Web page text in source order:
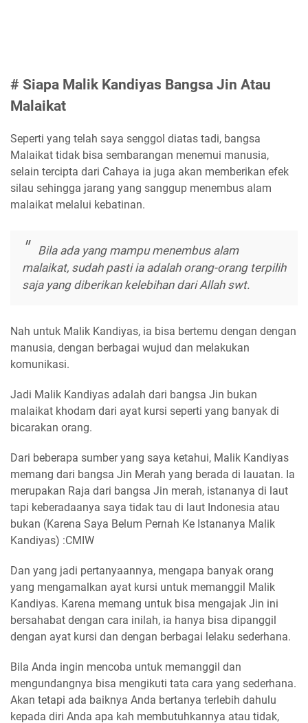
# Siapa Malik Kandiyas Bangsa Jin Atau
Malaikat
Seperti yang telah saya senggol diatas tadi, bangsa
Malaikat tidak bisa sembarangan menemui manusia,
selain tercipta dari Cahaya ia juga akan memberikan efek
silau sehingga jarang yang sanggup menembus alam
malaikat melalui kebatinan.
Bila ada yang mampu menembus alam
malaikat, sudah pasti ia adalah orang-orang terpilih
saja yang diberikan kelebihan dari Allah swt.
Nah untuk Malik Kandiyas, ia bisa bertemu dengan dengan
manusia, dengan berbagai wujud dan melakukan
komunikasi.
Jadi Malik Kandiyas adalah dari bangsa Jin bukan
malaikat khodam dari ayat kursi seperti yang banyak di
bicarakan orang.
Dari beberapa sumber yang saya ketahui, Malik Kandiyas
memang dari bangsa Jin Merah yang berada di lauatan. Ia
merupakan Raja dari bangsa Jin merah, istananya di laut
tapi keberadaanya saya tidak tau di laut Indonesia atau
bukan (Karena Saya Belum Pernah Ke Istananya Malik
Kandiyas) :CMIW
Dan yang jadi pertanyaannya, mengapa banyak orang
yang mengamalkan ayat kursi untuk memanggil Malik
Kandiyas. Karena memang untuk bisa mengajak Jin ini
bersahabat dengan cara inilah, ia hanya bisa dipanggil
dengan ayat kursi dan dengan berbagai lelaku sederhana.
Bila Anda ingin mencoba untuk memanggil dan
mengundangnya bisa mengikuti tata cara yang sederhana.
Akan tetapi ada baiknya Anda bertanya terlebih dahulu
kepada diri Anda apa kah membutuhkannya atau tidak,